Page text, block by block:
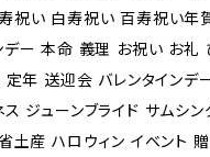
祝い 白寿祝い 百寿祝い年
ー 本命 義理 お祝い お礼
年 送迎会 バレンタインデ
ジューンブライド サムシン
産 ハロウィン イベント